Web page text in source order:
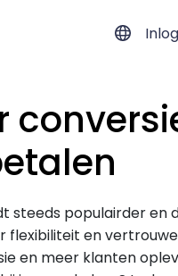
steeds populairder en
flexibiliteit en
en meer klanten